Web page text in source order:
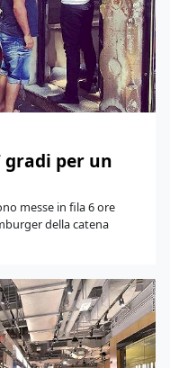
gradi per un
messe in fila 6 ore
della catena